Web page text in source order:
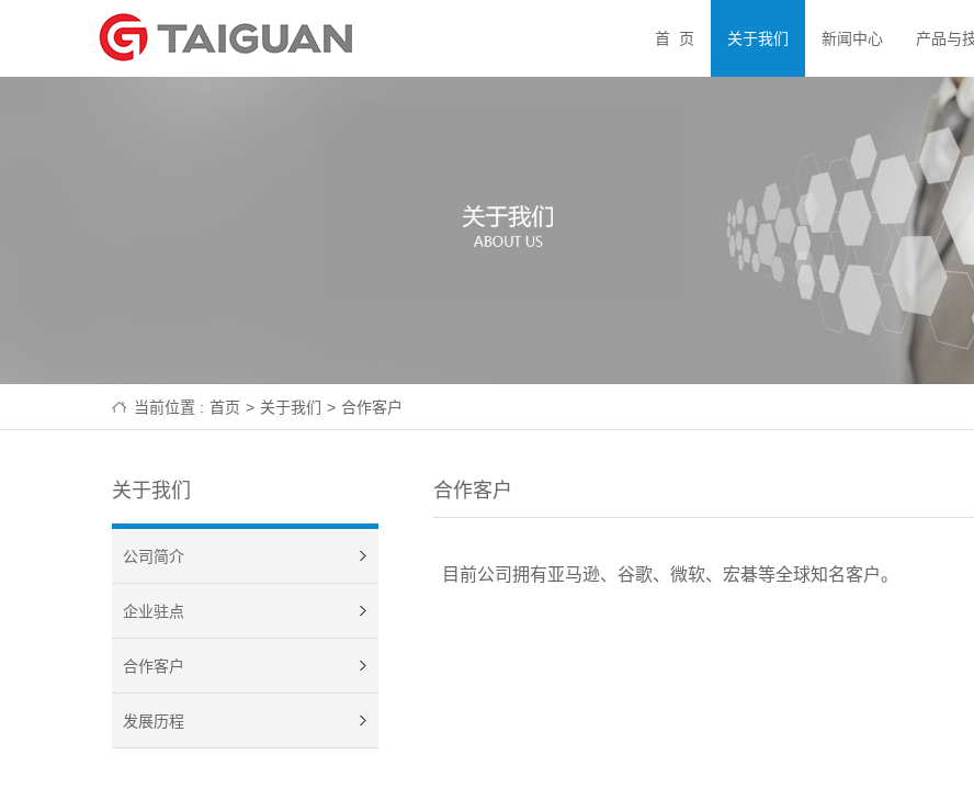
首 页 关于我们 新闻中心 产品与
当前位置 : 首页 > 关于我们 > 合作客户
关于我们
公司简介
企业驻点
合作客户
发展历程
合作客户
目前公司拥有亚马逊、谷歌、微软、宏碁等全球知名客户。